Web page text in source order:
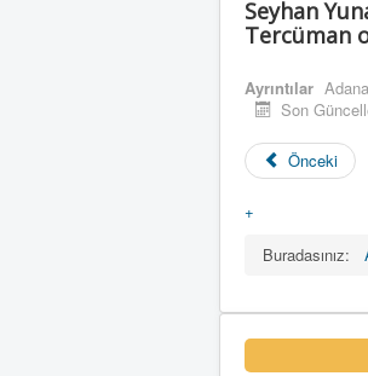
Seyhan
Tercüman
Ayrıntılar
Son
Önceki
+
Buradasınız: